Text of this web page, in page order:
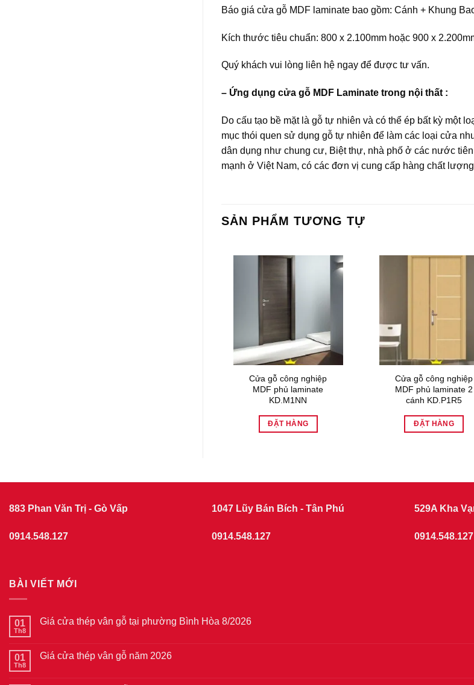
Báo giá cửa gỗ MDF laminate bao gồm: Cánh + Khung
Kích thước tiêu chuẩn: 800 x 2.100mm hoặc 900 x
Quý khách vui lòng liên hệ ngay để được tư vấn.
– Ứng dụng cửa gỗ MDF Laminate trong nội thất :
Do cấu tạo bề mặt là gỗ tự nhiên và có thể ép bất kỳ một
mục thói quen sử dụng gỗ tự nhiên để làm các loại cửa
dân dụng như chung cư, Biệt thự, nhà phố ở các nước
mạnh ở Việt Nam, có các đơn vị cung cấp hàng chất
SẢN PHẨM TƯƠNG TỰ
Cửa gỗ công nghiệp
MDF phủ laminate
KD.M1NN
ĐẶT HÀNG
Cửa gỗ công nghiệp
MDF phủ laminate 2
cánh KD.P1R5
ĐẶT HÀNG
883 Phan Văn Trị - Gò Vấp
0914.548.127
1047 Lũy Bán Bích - Tân Phú
0914.548.127
529A Kha
0914.548.127
BÀI VIẾT MỚI
01
Th8
Giá cửa thép vân gỗ tại phường Bình Hòa 8/2026
luận
01
Th8
Giá cửa thép vân gỗ năm 2026